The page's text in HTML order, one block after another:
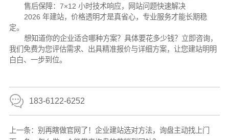
售后保障：7×12 小时技术响应，网站问题快速解决
2026 年建站，价格透明才是真省心，专业服务才能长期稳
定。
想知道你的企业适合哪种方案？具体要花多少钱？立即咨询，
我们免费为您评估需求、出具精准报价与详细方案，让您建站明明
白白、一步到位。
183-6122-6252
上一条： 别再瞎做官网了！企业建站选对方法，询盘主动找上门